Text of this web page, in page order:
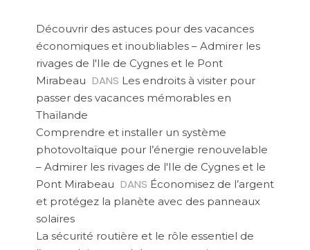
Découvrir des astuces pour des vacances
économiques et inoubliables – Admirer les
rivages de l'Ile de Cygnes et le Pont
Mirabeau DANS Les endroits à visiter pour
passer des vacances mémorables en
Thaïlande
Comprendre et installer un système
photovoltaïque pour l’énergie renouvelable
– Admirer les rivages de l'Ile de Cygnes et le
Pont Mirabeau DANS Économisez de l’argent
et protégez la planète avec des panneaux
solaires
La sécurité routière et le rôle essentiel de